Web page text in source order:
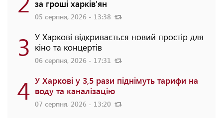
за гроші харків'ян
05 серпня, 2026 - 13:38
3 У Харкові відкривається новий простір для
кіно та концертів
06 серпня, 2026 - 17:31
4 У Харкові у 3,5 рази піднімуть тарифи на
воду та каналізацію
07 серпня, 2026 - 13:20